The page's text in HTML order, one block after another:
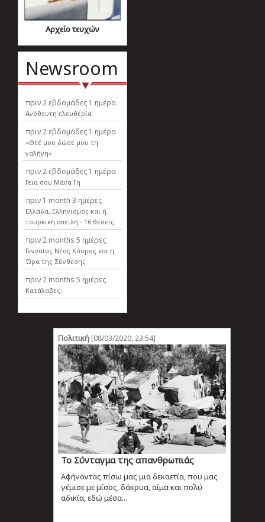
Αρχείο τευχών
Newsroom
πριν 2 εβδομάδες 1 ημέρα
Ανόθευτη ελευθερία
πριν 2 εβδομάδες 1 ημέρα
«Θεέ μου δώσε μου τη
γαλήνη»
πριν 2 εβδομάδες 1 ημέρα
Γεια σου Μάνα Γη
πριν 1 month 3 ημέρες
Ελλάδα, Ελληνισµός και η
τουρκική απειλή - 16 θέσεις
πριν 2 months 5 ημέρες
Γενναίος Νέος Κόσμος και η
Ώρα της Σύνθεσης
πριν 2 months 5 ημέρες
Κατάλαβες;
Πολιτική[08/03/2020, 23:54]
Το Σύνταγμα της απανθρωπιάς
Αφήνοντας πίσω μας μια δεκαετία, που μας
γέμισε με μίσος, δάκρυα, αίμα και πολύ
αδικία, εδώ μέσα...